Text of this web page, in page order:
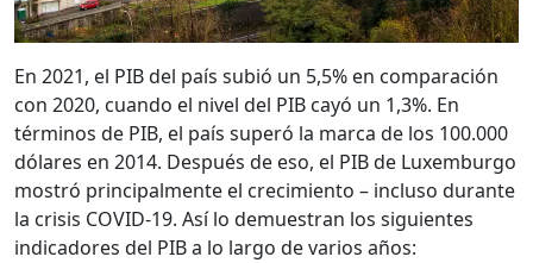
En 2021, el PIB del país subió un 5,5% en comparación
con 2020, cuando el nivel del PIB cayó un 1,3%. En
términos de PIB, el país superó la marca de los 100.000
dólares en 2014. Después de eso, el PIB de Luxemburgo
mostró principalmente el crecimiento – incluso durante
la crisis COVID-19. Así lo demuestran los siguientes
indicadores del PIB a lo largo de varios años: